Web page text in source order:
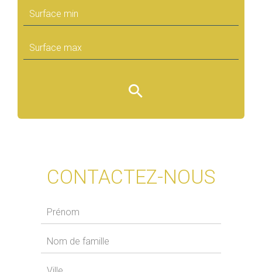
CONTACTEZ-NOUS